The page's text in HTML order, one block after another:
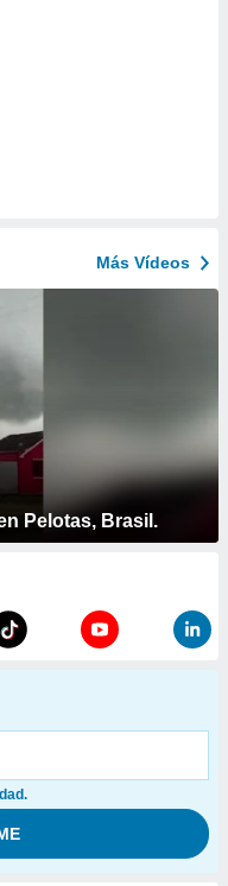
Más Vídeos
Pelotas, Brasil.